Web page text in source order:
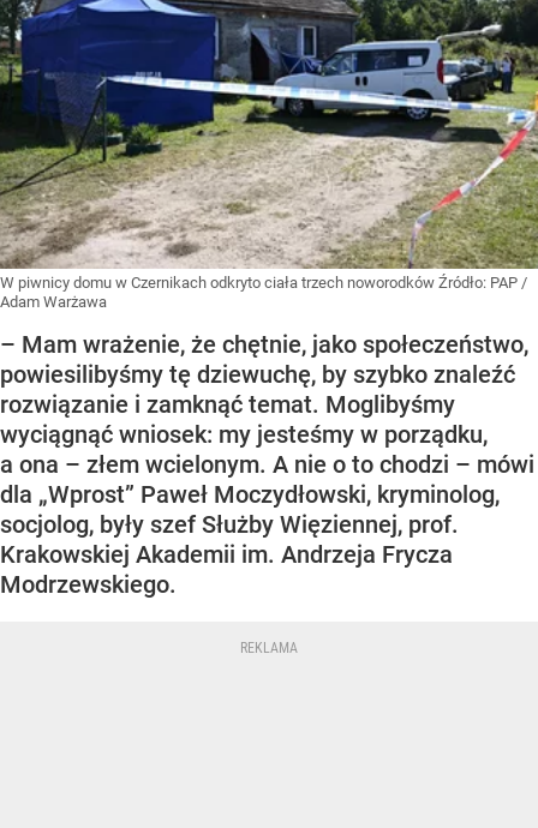
W piwnicy domu w Czernikach odkryto ciała trzech noworodków Źródło: PAP /
Adam Warżawa
– Mam wrażenie, że chętnie, jako społeczeństwo,
powiesilibyśmy tę dziewuchę, by szybko znaleźć
rozwiązanie i zamknąć temat. Moglibyśmy
wyciągnąć wniosek: my jesteśmy w porządku,
a ona – złem wcielonym. A nie o to chodzi – mówi
dla „Wprost” Paweł Moczydłowski, kryminolog,
socjolog, były szef Służby Więziennej, prof.
Krakowskiej Akademii im. Andrzeja Frycza
Modrzewskiego.